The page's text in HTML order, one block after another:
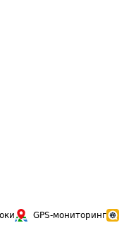
GPS-мониторинг